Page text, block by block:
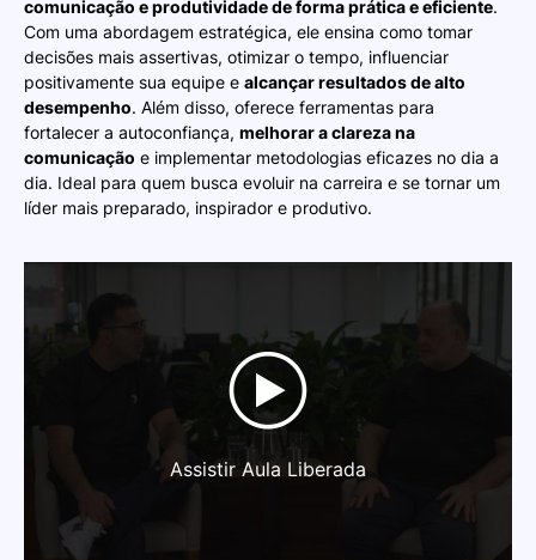
comunicação e produtividade de forma prática e eficiente.
Com uma abordagem estratégica, ele ensina como tomar
decisões mais assertivas, otimizar o tempo, influenciar
positivamente sua equipe e alcançar resultados de alto
desempenho. Além disso, oferece ferramentas para
fortalecer a autoconfiança, melhorar a clareza na
comunicação e implementar metodologias eficazes no dia a
dia. Ideal para quem busca evoluir na carreira e se tornar um
líder mais preparado, inspirador e produtivo.
Assistir Aula Liberada